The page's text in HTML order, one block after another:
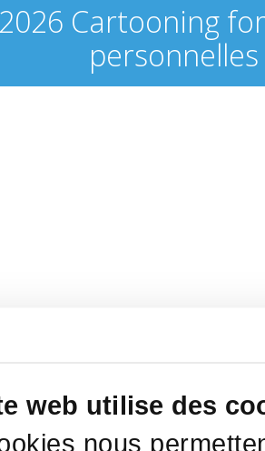
web utilise des
nous
Cartooning
personnelles